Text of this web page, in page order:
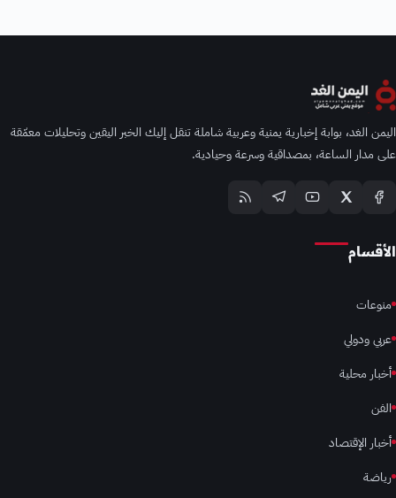
اليمن الغد، بوابة إخبارية يمنية وعربية شاملة تنقل إليك الخبر اليقين وتحليلات معمّقة
على مدار الساعة، بمصداقية وسرعة وحيادية.
الأقسام
منوعات
عربي ودولي
أخبار محلية
الفن
أخبار الإقتصاد
رياضة